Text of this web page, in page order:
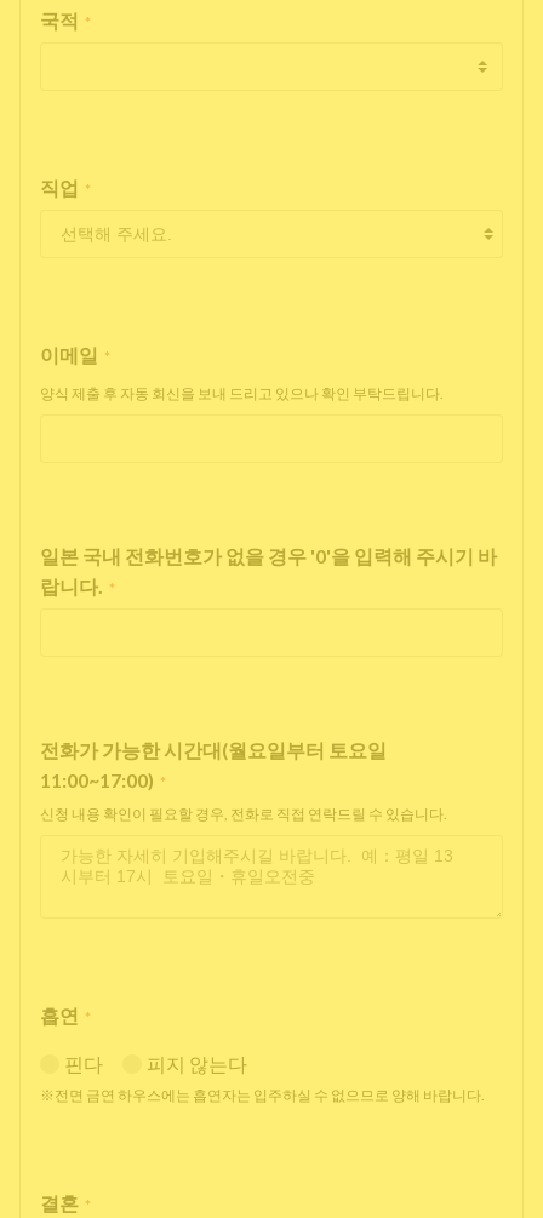
국적 *
직업 *
이메일 *
양식 제출 후 자동 회신을 보내 드리고 있으나 확인 부탁드립니다.
일본 국내 전화번호가 없을 경우 '0'을 입력해 주시기 바
랍니다. *
전화가 가능한 시간대(월요일부터 토요일
11:00~17:00) *
신청 내용 확인이 필요할 경우, 전화로 직접 연락드릴 수 있습니다.
흡연 *
핀다 피지 않는다
※전면 금연 하우스에는 흡연자는 입주하실 수 없으므로 양해 바랍니다.
결혼 *